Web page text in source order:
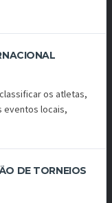
os atletas,
eventos locais,
DE TORNEIOS